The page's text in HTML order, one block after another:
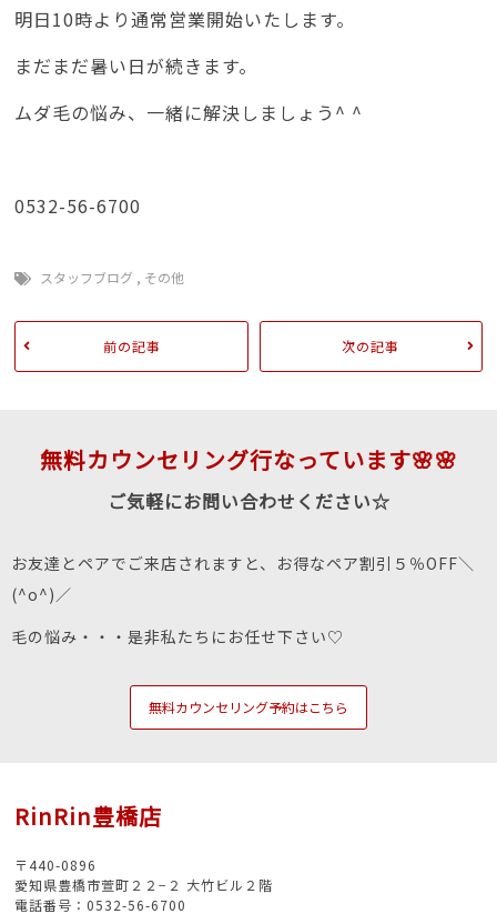
明日10時より通常営業開始いたします。
まだまだ暑い日が続きます。
ムダ毛の悩み、一緒に解決しましょう^ ^
0532-56-6700
スタッフブログ , その他
前の記事 次の記事
無料カウンセリング行なっています🌸🌸
ご気軽にお問い合わせください☆
お友達とペアでご来店されますと、お得なペア割引５％OFF＼
(^o^)／
毛の悩み・・・是非私たちにお任せ下さい♡
無料カウンセリング予約はこちら
RinRin豊橋店
〒440-0896
愛知県豊橋市萱町２２−２ 大竹ビル２階
電話番号：0532-56-6700